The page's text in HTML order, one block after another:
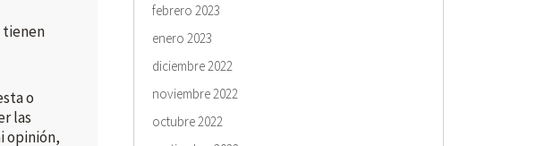
tienen
o
las
opinión,
febrero 2023
enero 2023
diciembre 2022
noviembre 2022
octubre 2022